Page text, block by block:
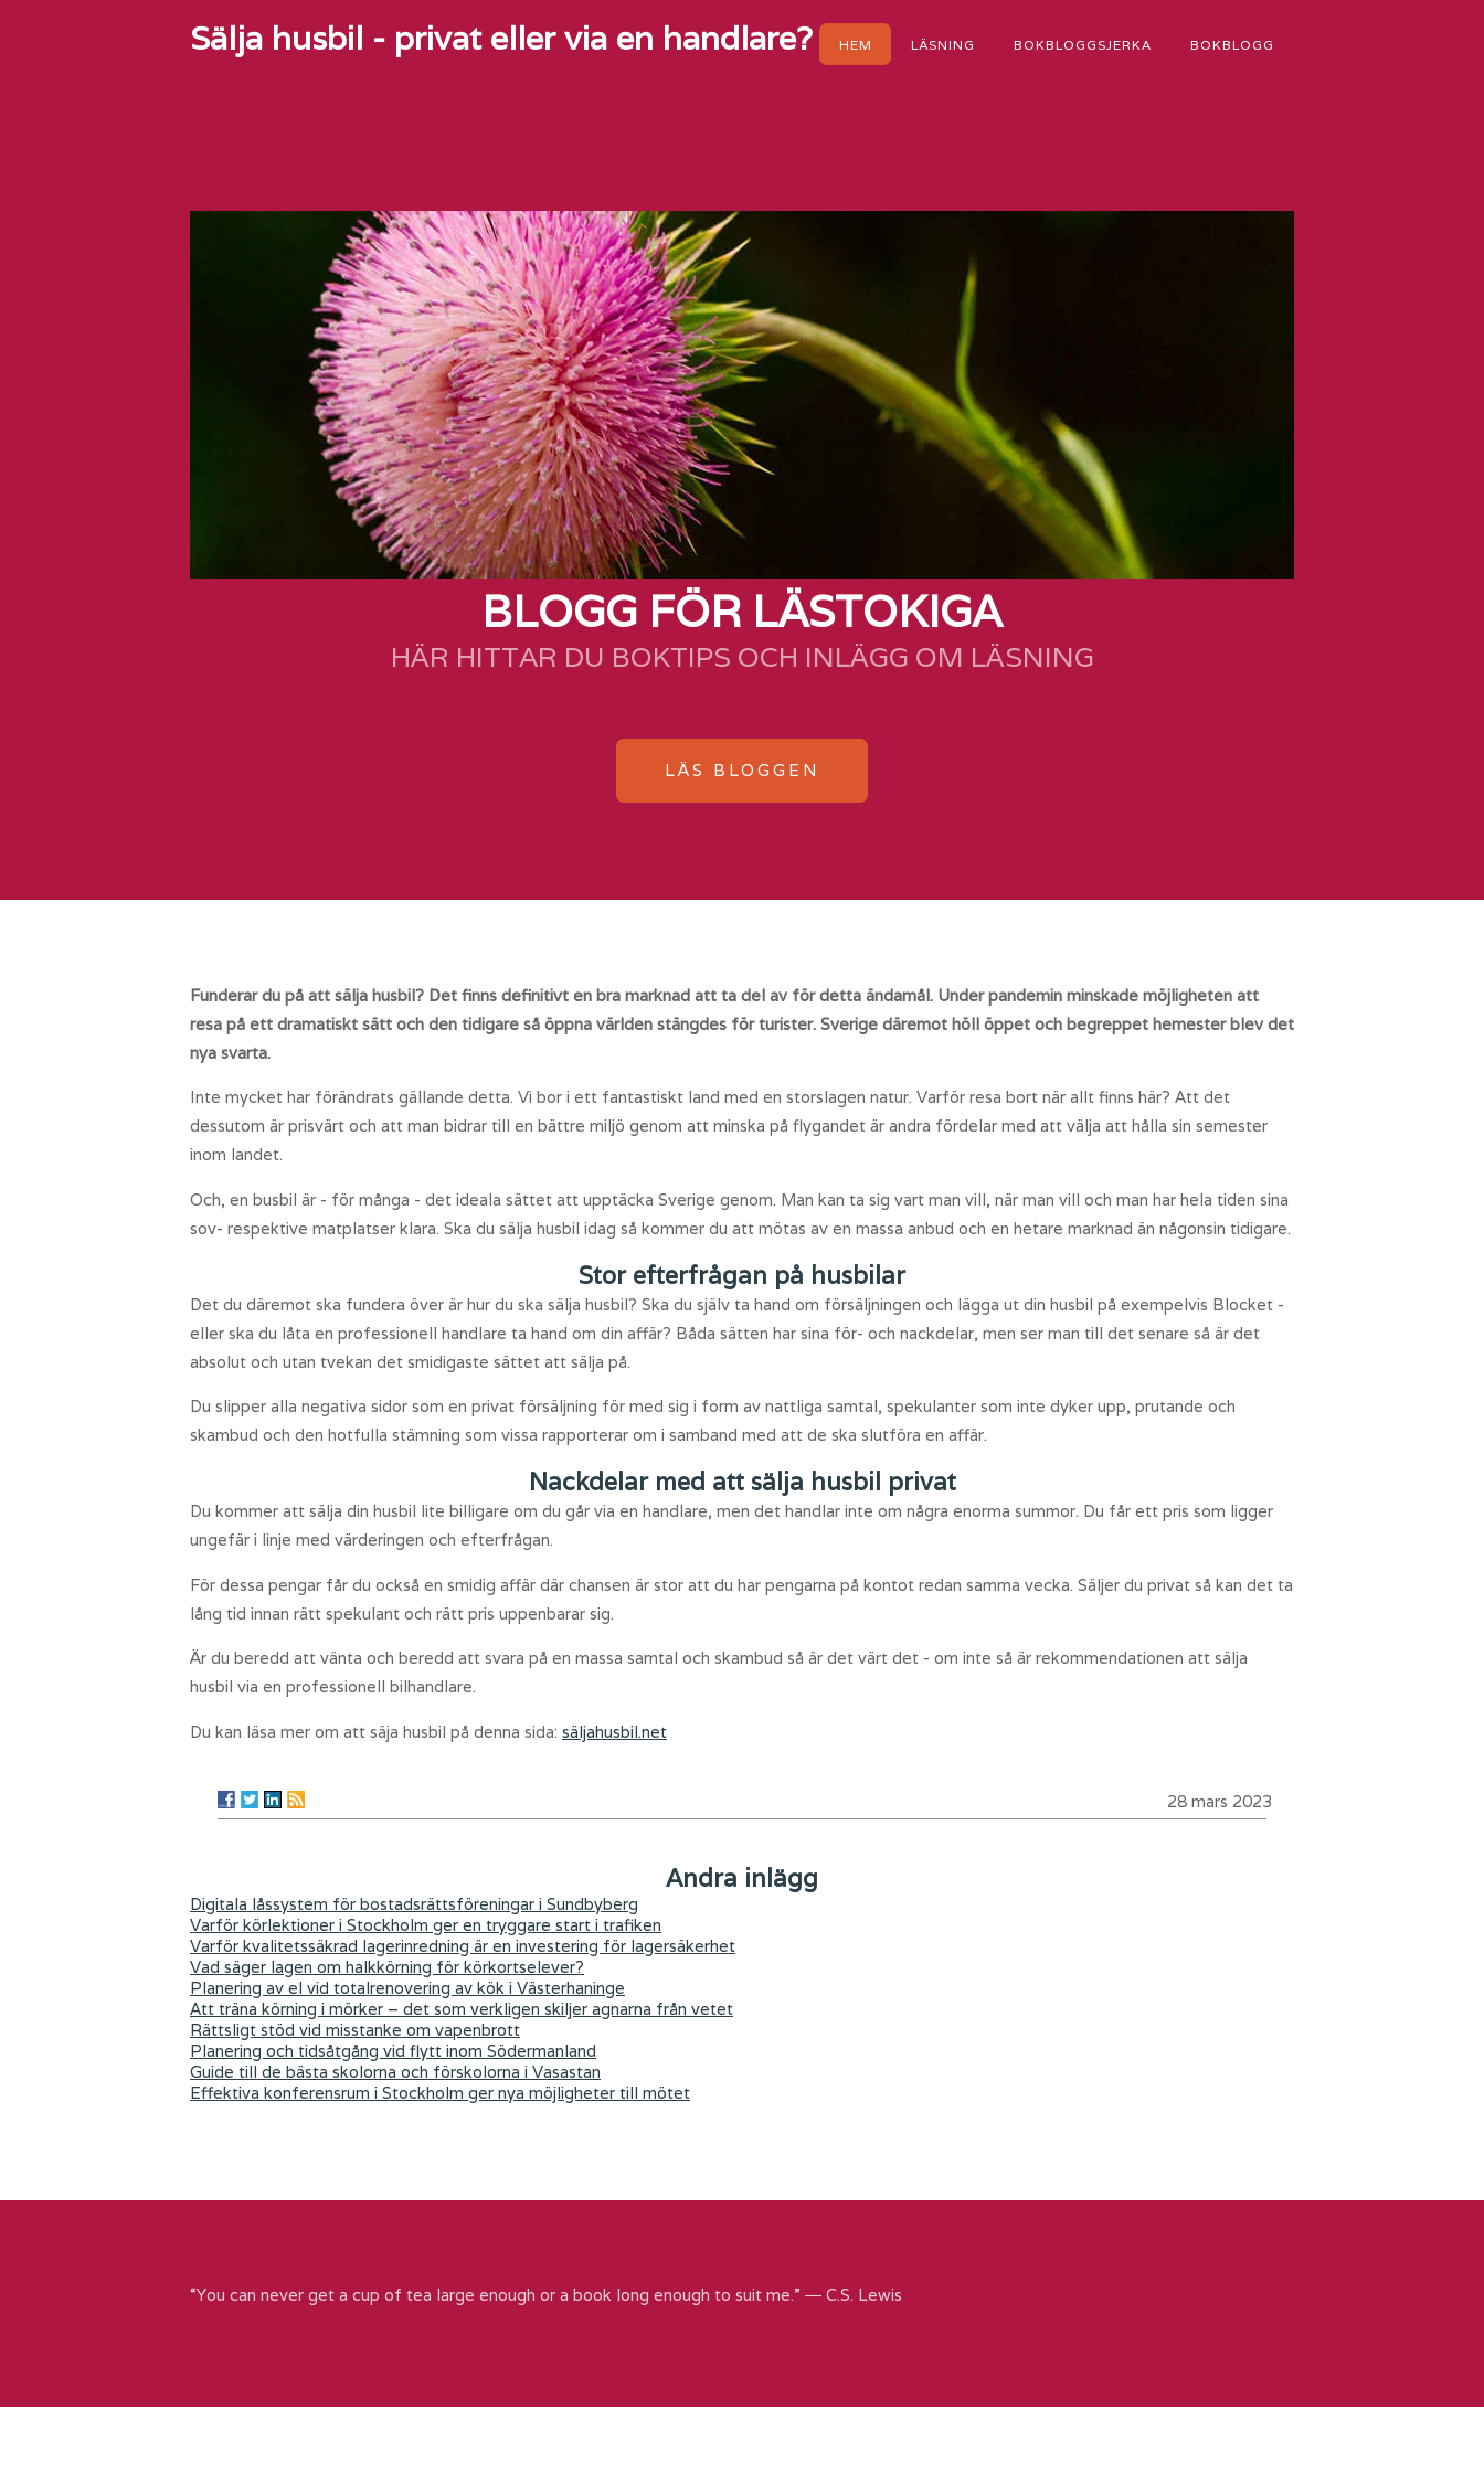
Sälja husbil - privat eller via en handlare? HEM LÄSNING BOKBLOGGSJERKA BOKBLOGG
BLOGG FÖR LÄSTOKIGA
HÄR HITTAR DU BOKTIPS OCH INLÄGG OM LÄSNING
LÄS BLOGGEN
Funderar du på att sälja husbil? Det finns definitivt en bra marknad att ta del av för detta ändamål. Under pandemin minskade möjligheten att
resa på ett dramatiskt sätt och den tidigare så öppna världen stängdes för turister. Sverige däremot höll öppet och begreppet hemester blev det
nya svarta.
Inte mycket har förändrats gällande detta. Vi bor i ett fantastiskt land med en storslagen natur. Varför resa bort när allt finns här? Att det
dessutom är prisvärt och att man bidrar till en bättre miljö genom att minska på flygandet är andra fördelar med att välja att hålla sin semester
inom landet.
Och, en busbil är - för många - det ideala sättet att upptäcka Sverige genom. Man kan ta sig vart man vill, när man vill och man har hela tiden sina
sov- respektive matplatser klara. Ska du sälja husbil idag så kommer du att mötas av en massa anbud och en hetare marknad än någonsin tidigare.
Stor efterfrågan på husbilar
Det du däremot ska fundera över är hur du ska sälja husbil? Ska du själv ta hand om försäljningen och lägga ut din husbil på exempelvis Blocket -
eller ska du låta en professionell handlare ta hand om din affär? Båda sätten har sina för- och nackdelar, men ser man till det senare så är det
absolut och utan tvekan det smidigaste sättet att sälja på.
Du slipper alla negativa sidor som en privat försäljning för med sig i form av nattliga samtal, spekulanter som inte dyker upp, prutande och
skambud och den hotfulla stämning som vissa rapporterar om i samband med att de ska slutföra en affär.
Nackdelar med att sälja husbil privat
Du kommer att sälja din husbil lite billigare om du går via en handlare, men det handlar inte om några enorma summor. Du får ett pris som ligger
ungefär i linje med värderingen och efterfrågan.
För dessa pengar får du också en smidig affär där chansen är stor att du har pengarna på kontot redan samma vecka. Säljer du privat så kan det ta
lång tid innan rätt spekulant och rätt pris uppenbarar sig.
Är du beredd att vänta och beredd att svara på en massa samtal och skambud så är det värt det - om inte så är rekommendationen att sälja
husbil via en professionell bilhandlare.
Du kan läsa mer om att säja husbil på denna sida: säljahusbil.net
28 mars 2023
Andra inlägg
Digitala låssystem för bostadsrättsföreningar i Sundbyberg
Varför körlektioner i Stockholm ger en tryggare start i trafiken
Varför kvalitetssäkrad lagerinredning är en investering för lagersäkerhet
Vad säger lagen om halkkörning för körkortselever?
Planering av el vid totalrenovering av kök i Västerhaninge
Att träna körning i mörker – det som verkligen skiljer agnarna från vetet
Rättsligt stöd vid misstanke om vapenbrott
Planering och tidsåtgång vid flytt inom Södermanland
Guide till de bästa skolorna och förskolorna i Vasastan
Effektiva konferensrum i Stockholm ger nya möjligheter till mötet
“You can never get a cup of tea large enough or a book long enough to suit me.” ― C.S. Lewis